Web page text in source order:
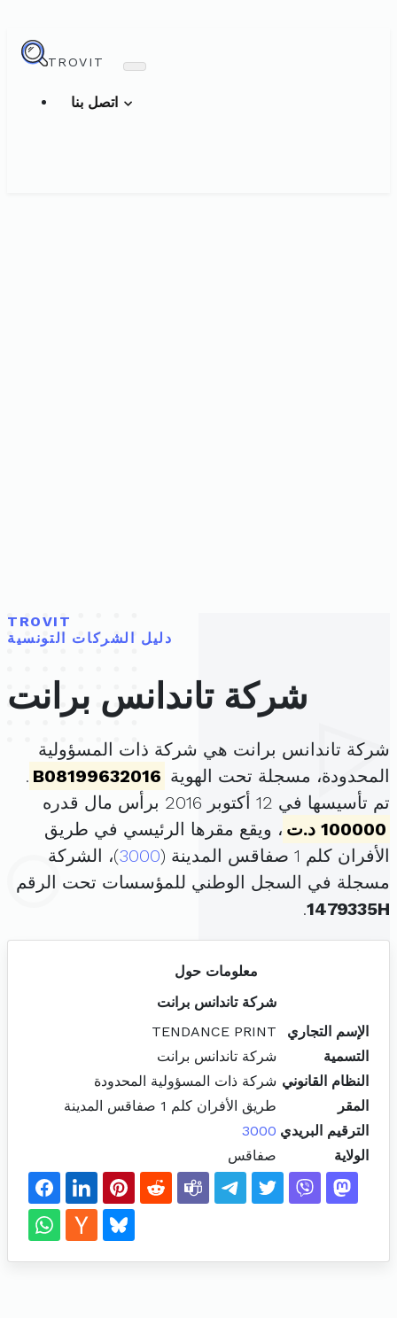
TROVIT
TROVIT
دليل الشركات التونسية
شركة تاندانس برانت
شركة تاندانس برانت هي شركة ذات المسؤولية
المحدودة، مسجلة تحت الهوية B08199632016
.
تم تأسيسها في 12 أكتوبر 2016 برأس مال قدره
100000 د.ت
، ويقع مقرها الرئيسي في طريق
الأفران كلم 1 صفاقس المدينة (
3000)، الشركة
مسجلة في السجل الوطني للمؤسسات تحت الرقم
1479335H
.
معلومات حول
شركة تاندانس برانت
الإسم التجاري
TENDANCE PRINT
التسمية
شركة تاندانس برانت
النظام القانوني شركة ذات المسؤولية المحدودة
المقر
طريق الأفران كلم 1 صفاقس المدينة
الترقيم البريدي 3000
الولاية
صفاقس